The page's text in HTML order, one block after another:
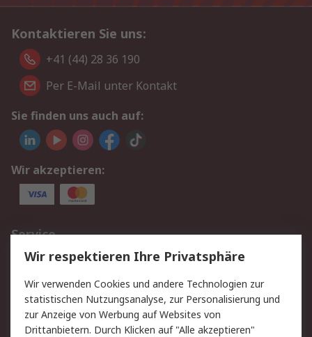
Kontaktieren Sie uns:
+41 (44) 28 36 190
Per E-Mail unter Kontakt
Sie finden uns auch auf:
Wir akzeptieren:
Service
Value Added Services
Lieferlösungen
Rücksendungen
Kontakt
Hilfe
Wir respektieren Ihre Privatsphäre
Wir verwenden Cookies und andere Technologien zur
statistischen Nutzungsanalyse, zur Personalisierung und
zur Anzeige von Werbung auf Websites von
Drittanbietern. Durch Klicken auf "Alle akzeptieren"